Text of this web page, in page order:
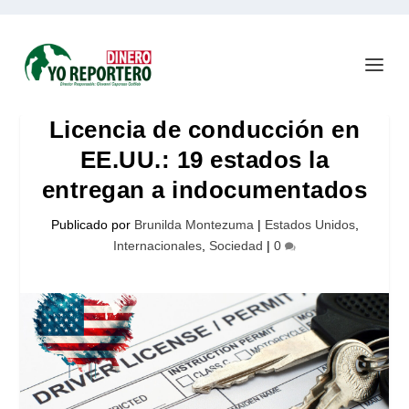
Licencia de conducción en
EE.UU.: 19 estados la
entregan a indocumentados
Publicado por Brunilda Montezuma | Estados Unidos,
Internacionales Sociedad | 0